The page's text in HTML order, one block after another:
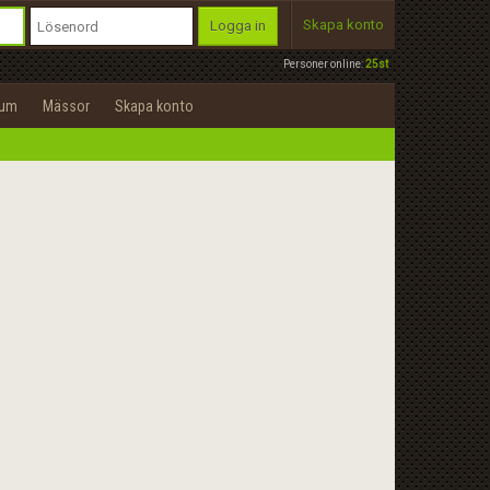
Personer online:25st
Logga in Skapa konto
Mässor Skapa konto